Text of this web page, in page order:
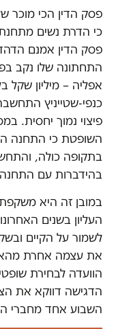
פסק הדין הכי מוכר
כי הדרת נשים
פסק הדין אמנם
התחתונה שלו נקב
אפליה – מיליון שקל
כנפי-שטייניץ
פיצוי נמוך יחסית.
השופטת כי התחנה
בתקופה כולה,
בהידברות עם
במובן זה היא
העליון בשנים
לשמור על הקיים
את עצמה אחרת
הוועדה לבחירת
הדגישה דווקא את
השבוע אחד מחברי